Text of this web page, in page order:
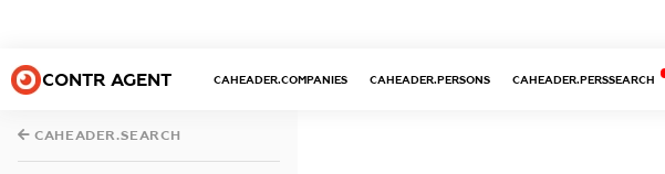
CONTR AGENT CAHEADER.COMPANIES CAHEADER.PERSONS CAHEADER.PERSSEARCH
CAHEADER.SEARCH